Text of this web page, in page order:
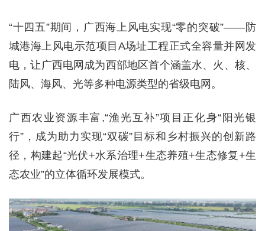
“十四五”期间，广西海上风电实现“零的突破”——防
城港海上风电示范项目A场址工程正式全容量并网发
电，让广西电网成为西部地区首个涵盖水、火、核、
陆风、海风、光等多种电源类型的省级电网。
广西农业资源丰富,“渔光互补”项目正化身“阳光银
行”，成为助力实现“双碳”目标和乡村振兴的创新路
径，构建起“光伏+水系治理+生态养殖+生态修复+生
态农业”的立体循环发展模式。